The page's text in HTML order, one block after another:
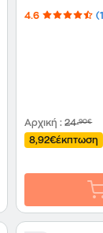
4.6
Αρχική:24,90€
8,92€έκπτωση